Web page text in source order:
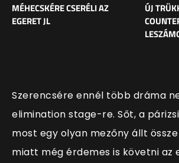
MÉHECSKÉRE CSERÉLI AZ
EGERET JL
ÚJ
Szerencsére ennél több dráma
elimination stage-re. Sőt, a
most egy olyan mezőny állt
miatt még érdemes is követni az